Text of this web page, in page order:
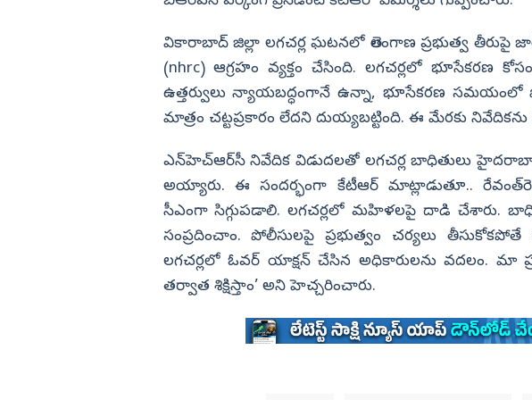
పార్వతీపురం మన్యం
పశ్చిమ గోదావరి
ఏలూరు
వైఎస్సార్
అన్నమయ్య
కామారెడ్డి
రంగారెడ్డి
వికారాబాద్
హన్మకొండ
జనగాం
జయశంకర్
మహబూబాబాద్
వికారాబాద్‌ జిల్లా లగచర్ల ఘటనలో తెలంగాణ ప్రభుత్వ
(nhrc) ఆగ్రహం వ్యక్తం చేసింది. లగచర్లలో భూసేకరణ
ఉత్తర్వులు న్యాయబద్ధంగానే ఉన్నా, భూసేకరణ సమయంలో
మాత్రం చట్టప్రకారం లేదని దుయ్యబట్టింది. ఈ మేరకు
ఎన్‌హెచ్‌ఆర్‌సీ నివేదిక విడుదలతో లగచర్ల బాధితులు
అ‍య్యారు. ఈ సందర్భంగా కేటీఆర్‌ మాట్లాడుతూ..
సీఎంగా సిగ్గుపడాలి. లగచర్లలో మహిళలపై దాడి చేశారు.
సంప్రదించాం. పోలీసులపై ప్రభుత్వం చర్యలు తీసుకోకపోతే
లగచర్లలో ఓవర్‌ యాక్షన్‌ చేసిన అధికారులను వదలం. మా
తర్వాత శిక్షిస్తాం’ అని హెచ్చరించారు.
షూస్ వేసుకొని వెంకన్న విగ్రహం తీసుకున్న
దిశా
సూచన